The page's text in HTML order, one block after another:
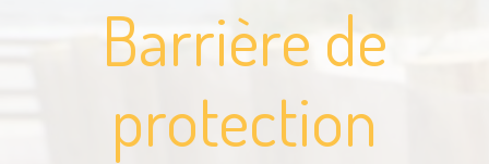
Barrière de
protection